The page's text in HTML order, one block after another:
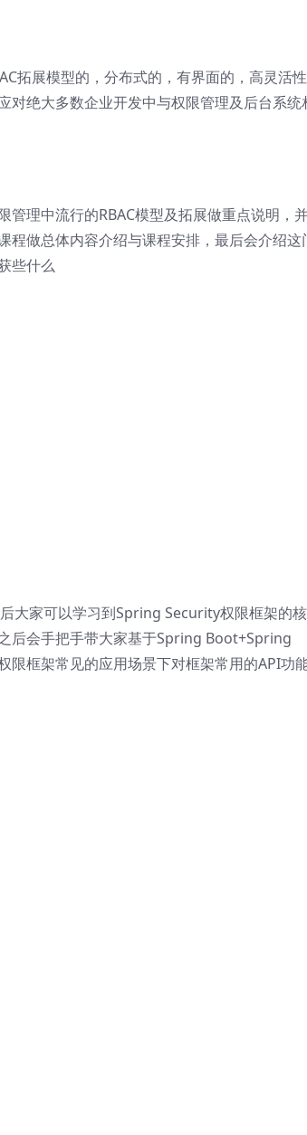
拓展模型的，分布式的，有界面的，高灵活
对绝大多数企业开发中与权限管理及后台系统
理中流行的RBAC模型及拓展做重点说明，
程做总体内容介绍与课程安排，最后会介绍这
些什么
大家可以学习到Spring Security权限框架的
后会手把手带大家基于Spring Boot+Spring
框架常见的应用场景下对框架常用的API功